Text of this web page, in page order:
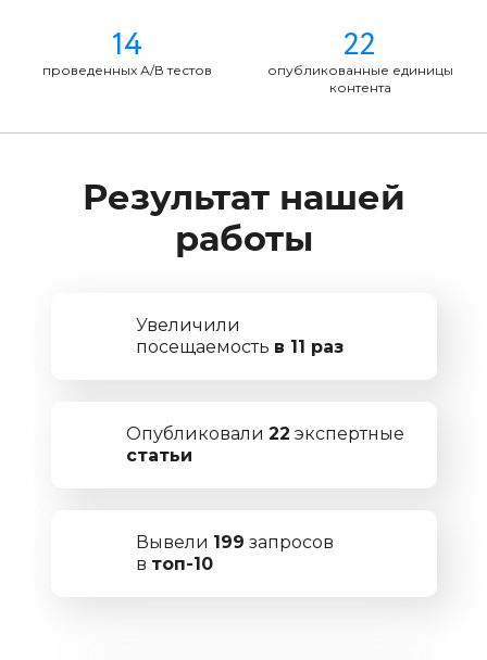
14
проведенных А/В тестов
22
опубликованные единицы
контента
Результат нашей
работы
Увеличили
посещаемость в 11 раз
Опубликовали22 экспертные
статьи
Вывели 199 запросов
в топ-10